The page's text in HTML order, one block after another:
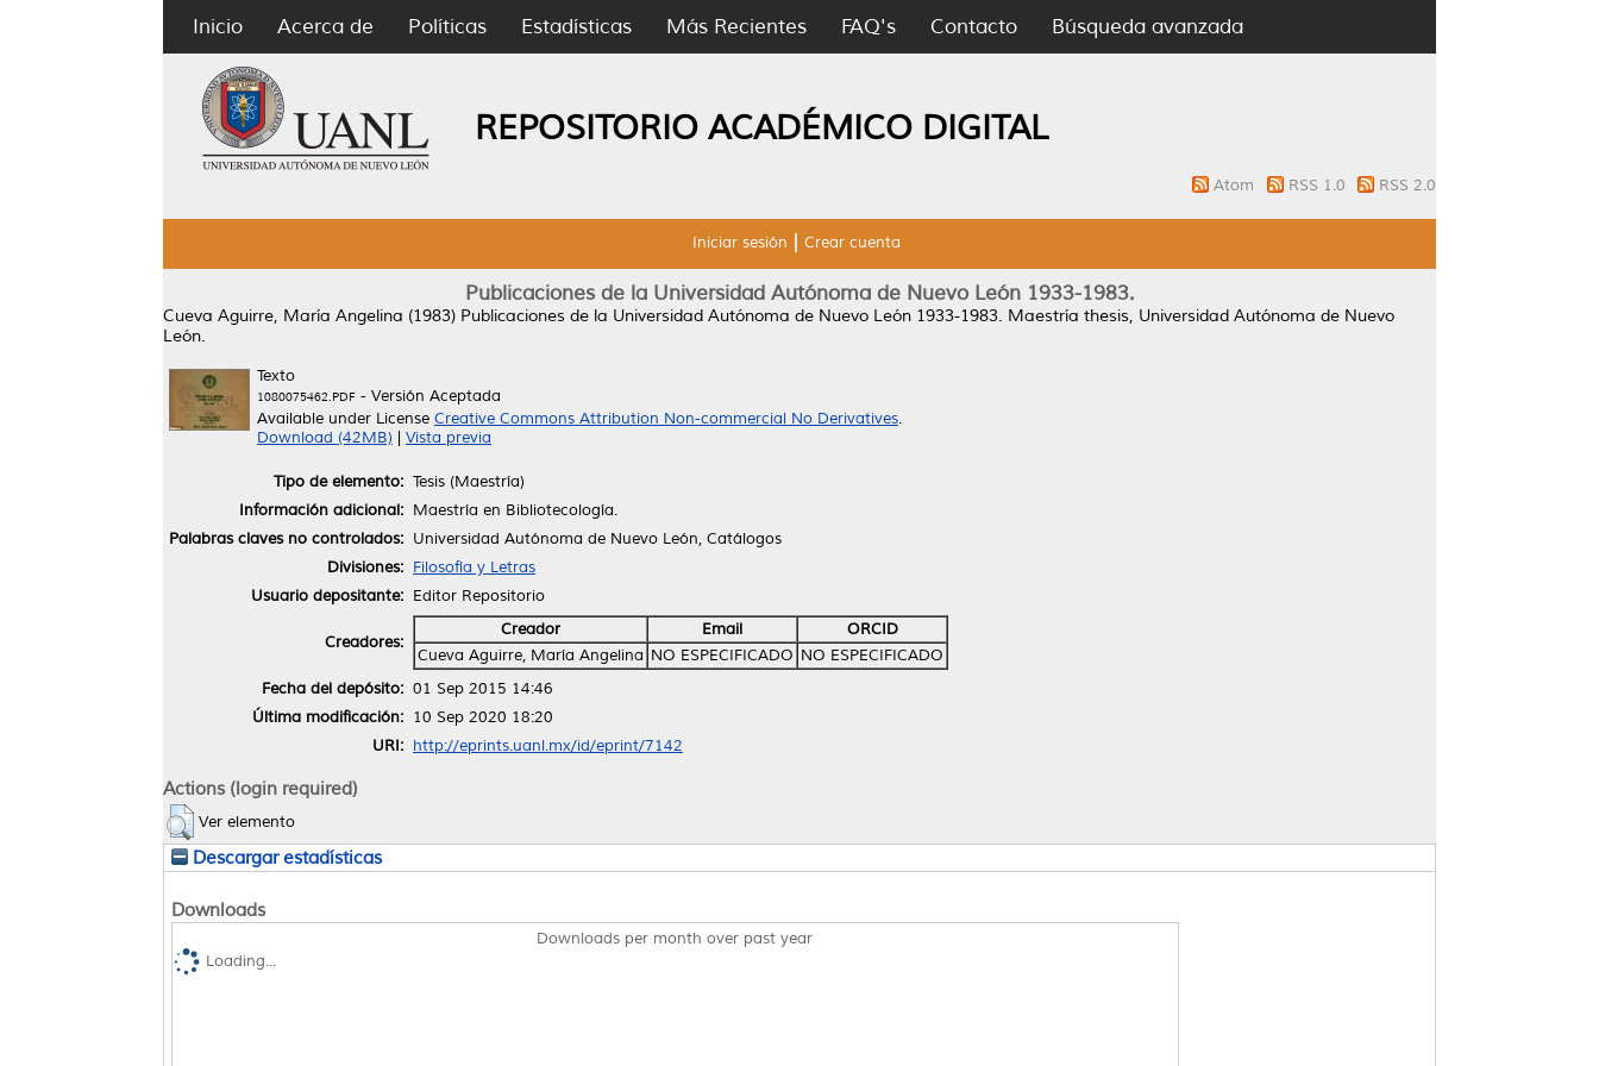
Inicio Acerca de Políticas Estadísticas Más Recientes FAQ's Contacto Búsqueda avanzada
REPOSITORIO ACADÉMICO DIGITAL
Atom RSS 1.0 RSS 2.0
Iniciar sesión Crear cuenta
Publicaciones de la Universidad Autónoma de Nuevo León 1933-1983.
Cueva Aguirre, María Angelina (1983) Publicaciones de la Universidad Autónoma de Nuevo León 1933-1983. Maestría thesis, Universidad Autónoma de Nuevo
León.
Texto
1080075462.PDF - Versión Aceptada
Available under License Creative Commons Attribution Non-commercial No Derivatives.
Download (42MB)
Vista previa
Tipo de elemento: Tesis (Maestría)
Información adicional: Maestría en Bibliotecología.
Palabras claves no controlados: Universidad Autónoma de Nuevo León, Catálogos
Divisiones: Filosofía y Letras
Usuario depositante: Editor Repositorio
Creadores:
Creador Email
ORCID
Cueva Aguirre, María Angelina NO ESPECIFICADO NO ESPECIFICADO
Fecha del depósito: 01 Sep 2015 14:46
Última modificación: 10 Sep 2020 18:20
URI: http://eprints.uanl.mx/id/eprint/7142
Actions (login required)
Ver elemento
Descargar estadísticas
Downloads
Downloads per month over past year
Loading...